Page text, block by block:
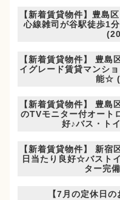
【新着賃貸物件】豊島
心線雑司が谷駅徒歩1
【新着賃貸物件】 豊
イグレード賃貸マンシ
能☆
【新着賃貸物件】 豊
のTVモニター付オート
好♪バス・ト
【新着賃貸物件】 新宿
日当たり良好☆バスト
ター完
【7月の定休日